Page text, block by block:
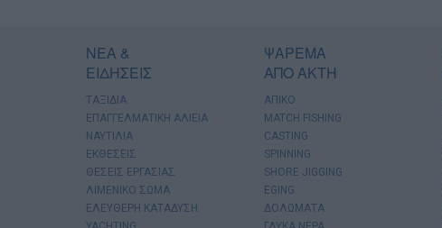
ΝΕΑ &
ΕΙΔΗΣΕΙΣ
ΤΑΞΙΔΙΑ
ΕΠΑΓΓΕΛΜΑΤΙΚΗ ΑΛΙΕΙΑ
ΝΑΥΤΙΛΙΑ
ΕΚΘΕΣΕΙΣ
ΘΕΣΕΙΣ ΕΡΓΑΣΙΑΣ
ΛΙΜΕΝΙΚΟ ΣΩΜΑ
ΕΛΕΥΘΕΡΗ ΚΑΤΑΔΥΣΗ
ΨΑΡΕΜΑ
ΑΠΟ ΑΚΤΗ
ΑΠΙΚΟ
MATCH FISHING
CASTING
SPINNING
SHORE JIGGING
EGING
ΔΟΛΩΜΑΤΑ